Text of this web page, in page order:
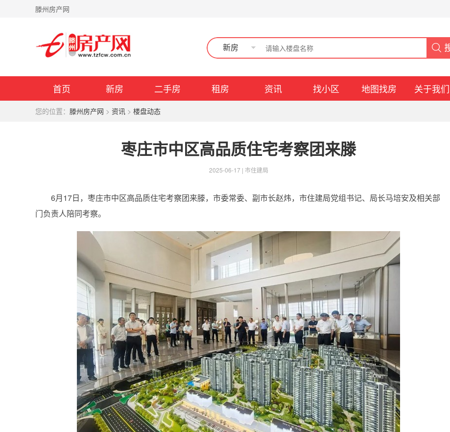
滕州房产网
新房
首页 新房 二手房 租房 资讯 找小区 地图找房 关于我们
您的位置： 滕州房产网 > 资讯 > 楼盘动态
枣庄市中区高品质住宅考察团来滕
2025-06-17 | 市住建局
6月17日，枣庄市中区高品质住宅考察团来滕，市委常委、副市长赵炜，市住建局党组书记、局长马培安及相关部
门负责人陪同考察。